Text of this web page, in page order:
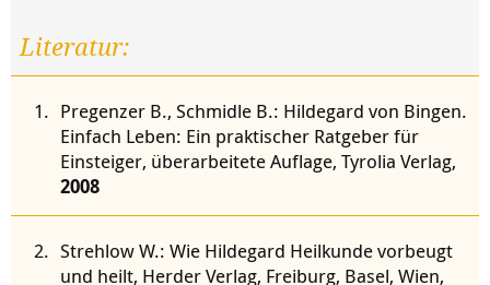
Literatur:
Pregenzer B., Schmidle B.: Hildegard von Bingen.
Einfach Leben: Ein praktischer Ratgeber für
Einsteiger, überarbeitete Auflage, Tyrolia Verlag,
2008
Strehlow W.: Wie Hildegard Heilkunde vorbeugt
und heilt, Herder Verlag, Freiburg, Basel, Wien,